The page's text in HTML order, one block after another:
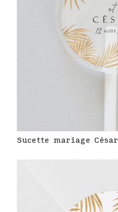
Sucette mariage César